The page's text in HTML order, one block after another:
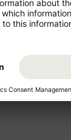
Urlaub.
sich auf Ihr